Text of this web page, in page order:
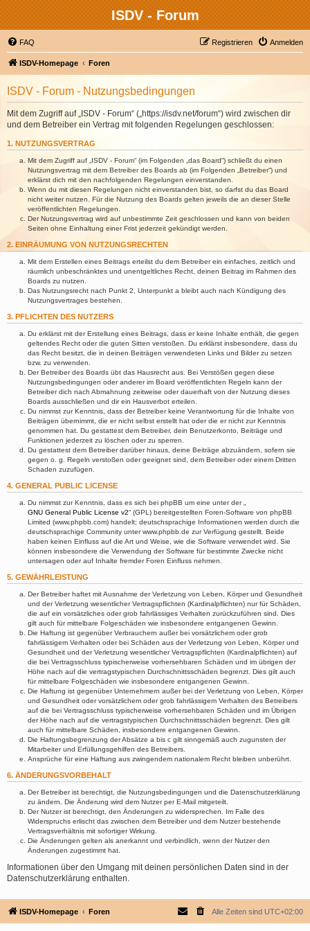
ISDV - Forum
FAQ Anmelden
Registrieren
ISDV-Homepage Foren
ISDV - Forum - Nutzungsbedingungen
Mit dem Zugriff auf „ISDV - Forum“ („https://isdv.net/forum“) wird zwischen dir
und dem Betreiber ein Vertrag mit folgenden Regelungen geschlossen:
1. NUTZUNGSVERTRAG
Mit dem Zugriff auf „ISDV - Forum“ (im Folgenden „das Board“) schließt du einen
Nutzungsvertrag mit dem Betreiber des Boards ab (im Folgenden „Betreiber“) und
erklärst dich mit den nachfolgenden Regelungen einverstanden.
Wenn du mit diesen Regelungen nicht einverstanden bist, so darfst du das Board
nicht weiter nutzen. Für die Nutzung des Boards gelten jeweils die an dieser Stelle
veröffentlichten Regelungen.
Der Nutzungsvertrag wird auf unbestimmte Zeit geschlossen und kann von beiden
Seiten ohne Einhaltung einer Frist jederzeit gekündigt werden.
2. EINRÄUMUNG VON NUTZUNGSRECHTEN
Mit dem Erstellen eines Beitrags erteilst du dem Betreiber ein einfaches, zeitlich und
räumlich unbeschränktes und unentgeltliches Recht, deinen Beitrag im Rahmen des
Boards zu nutzen.
Das Nutzungsrecht nach Punkt 2, Unterpunkt a bleibt auch nach Kündigung des
Nutzungsvertrages bestehen.
3. PFLICHTEN DES NUTZERS
Du erklärst mit der Erstellung eines Beitrags, dass er keine Inhalte enthält, die gegen
geltendes Recht oder die guten Sitten verstoßen. Du erklärst insbesondere, dass du
das Recht besitzt, die in deinen Beiträgen verwendeten Links und Bilder zu setzen
bzw. zu verwenden.
Der Betreiber des Boards übt das Hausrecht aus. Bei Verstößen gegen diese
Nutzungsbedingungen oder anderer im Board veröffentlichten Regeln kann der
Betreiber dich nach Abmahnung zeitweise oder dauerhaft von der Nutzung dieses
Boards ausschließen und dir ein Hausverbot erteilen.
Du nimmst zur Kenntnis, dass der Betreiber keine Verantwortung für die Inhalte von
Beiträgen übernimmt, die er nicht selbst erstellt hat oder die er nicht zur Kenntnis
genommen hat. Du gestattest dem Betreiber, dein Benutzerkonto, Beiträge und
Funktionen jederzeit zu löschen oder zu sperren.
Du gestattest dem Betreiber darüber hinaus, deine Beiträge abzuändern, sofern sie
gegen o. g. Regeln verstoßen oder geeignet sind, dem Betreiber oder einem Dritten
Schaden zuzufügen.
4. GENERAL PUBLIC LICENSE
Du nimmst zur Kenntnis, dass es sich bei phpBB um eine unter der „
GNU General Public License v2“ (GPL) bereitgestellten Foren-Software von phpBB
Limited (www.phpbb.com) handelt; deutschsprachige Informationen werden durch die
deutschsprachige Community unter www.phpbb.de zur Verfügung gestellt. Beide
haben keinen Einfluss auf die Art und Weise, wie die Software verwendet wird. Sie
können insbesondere die Verwendung der Software für bestimmte Zwecke nicht
untersagen oder auf Inhalte fremder Foren Einfluss nehmen.
5. GEWÄHRLEISTUNG
Der Betreiber haftet mit Ausnahme der Verletzung von Leben, Körper und Gesundheit
und der Verletzung wesentlicher Vertragspflichten (Kardinalpflichten) nur für Schäden,
die auf ein vorsätzliches oder grob fahrlässiges Verhalten zurückzuführen sind. Dies
gilt auch für mittelbare Folgeschäden wie insbesondere entgangenen Gewinn.
Die Haftung ist gegenüber Verbrauchern außer bei vorsätzlichem oder grob
fahrlässigem Verhalten oder bei Schäden aus der Verletzung von Leben, Körper und
Gesundheit und der Verletzung wesentlicher Vertragspflichten (Kardinalpflichten) auf
die bei Vertragsschluss typischerweise vorhersehbaren Schäden und im übrigen der
Höhe nach auf die vertragstypischen Durchschnittsschäden begrenzt. Dies gilt auch
für mittelbare Folgeschäden wie insbesondere entgangenen Gewinn.
Die Haftung ist gegenüber Unternehmern außer bei der Verletzung von Leben, Körper
und Gesundheit oder vorsätzlichem oder grob fahrlässigem Verhalten des Betreibers
auf die bei Vertragsschluss typischerweise vorhersehbaren Schäden und im Übrigen
der Höhe nach auf die vertragstypischen Durchschnittsschäden begrenzt. Dies gilt
auch für mittelbare Schäden, insbesondere entgangenen Gewinn.
Die Haftungsbegrenzung der Absätze a bis c gilt sinngemäß auch zugunsten der
Mitarbeiter und Erfüllungsgehilfen des Betreibers.
Ansprüche für eine Haftung aus zwingendem nationalem Recht bleiben unberührt.
6. ÄNDERUNGSVORBEHALT
Der Betreiber ist berechtigt, die Nutzungsbedingungen und die Datenschutzerklärung
zu ändern. Die Änderung wird dem Nutzer per E-Mail mitgeteilt.
Der Nutzer ist berechtigt, den Änderungen zu widersprechen. Im Falle des
Widerspruchs erlischt das zwischen dem Betreiber und dem Nutzer bestehende
Vertragsverhältnis mit sofortiger Wirkung.
Die Änderungen gelten als anerkannt und verbindlich, wenn der Nutzer den
Änderungen zugestimmt hat.
Informationen über den Umgang mit deinen persönlichen Daten sind in der
Datenschutzerklärung enthalten.
ISDV-Homepage Foren Alle Zeiten sind UTC+02:00